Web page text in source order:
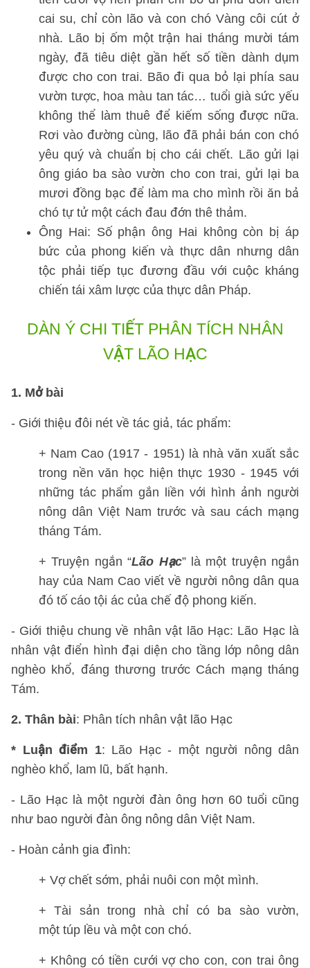
cai su, chỉ còn lão và con chó Vàng côi cút ở
nhà. Lão bị ốm một trận hai tháng mười tám
ngày, đã tiêu diệt gần hết số tiền dành dụm
được cho con trai. Bão đi qua bỏ lại phía sau
vườn tược, hoa màu tan tác… tuổi già sức yếu
không thể làm thuê để kiếm sống được nữa.
Rơi vào đường cùng, lão đã phải bán con chó
yêu quý và chuẩn bị cho cái chết. Lão gửi lại
ông giáo ba sào vườn cho con trai, gửi lại ba
mươi đồng bạc để làm ma cho mình rồi ăn bả
chó tự tử một cách đau đớn thê thảm.
Ông Hai: Số phận ông Hai không còn bị áp
bức của phong kiến và thực dân nhưng dân
tộc phải tiếp tục đương đầu với cuộc kháng
chiến tái xâm lược của thực dân Pháp.
DÀN Ý CHI TIẾTPHÂN TÍCH NHÂN
VẬT LÃO HẠC
1. Mở bài
- Giới thiệu đôi nét về tác giả, tác phẩm:
+ Nam Cao (1917 - 1951) là nhà văn xuất sắc
trong nền văn học hiện thực 1930 - 1945 với
những tác phẩm gắn liền với hình ảnh người
nông dân Việt Nam trước và sau cách mạng
tháng Tám.
+ Truyện ngắn “Lão Hạc” là một truyện ngắn
hay của Nam Cao viết về người nông dân qua
đó tố cáo tội ác của chế độ phong kiến.
- Giới thiệu chung về nhân vật lão Hạc: Lão Hạc là
nhân vật điển hình đại diện cho tầng lớp nông dân
nghèo khổ, đáng thương trước Cách mạng tháng
Tám.
2. Thân bài: Phân tích nhân vật lão Hạc
* Luận điểm 1: Lão Hạc - một người nông dân
nghèo khổ, lam lũ, bất hạnh.
- Lão Hạc là một người đàn ông hơn 60 tuổi cũng
như bao người đàn ông nông dân Việt Nam.
- Hoàn cảnh gia đình:
+ Vợ chết sớm, phải nuôi con một mình.
+ Tài sản trong nhà chỉ có ba sào vườn,
một túp lều và một con chó.
+ Không có tiền cưới vợ cho con, con trai ông